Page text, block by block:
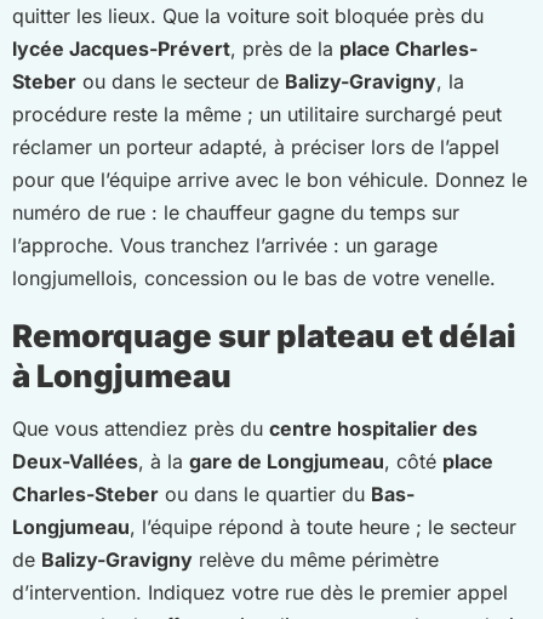
quitter les lieux. Que la voiture soit bloquée près du
lycée Jacques-Prévert, près de la place Charles-
Steber ou dans le secteur de Balizy-Gravigny, la
procédure reste la même ; un utilitaire surchargé peut
réclamer un porteur adapté, à préciser lors de l’appel
pour que l’équipe arrive avec le bon véhicule. Donnez le
numéro de rue : le chauffeur gagne du temps sur
l’approche. Vous tranchez l’arrivée : un garage
longjumellois, concession ou le bas de votre venelle.
Remorquage sur plateau et délai
à Longjumeau
Que vous attendiez près du centre hospitalier des
Deux-Vallées, à la gare de Longjumeau, côté place
Charles-Steber ou dans le quartier du Bas-
Longjumeau, l’équipe répond à toute heure ; le secteur
de Balizy-Gravigny relève du même périmètre
d’intervention. Indiquez votre rue dès le premier appel